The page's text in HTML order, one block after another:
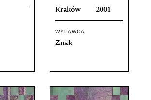
Kraków 2001
WYDAWCA
Znak